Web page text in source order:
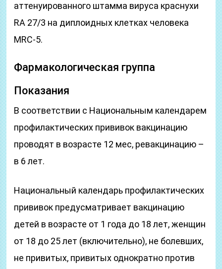
аттенуированного штамма вируса краснухи
RA 27/3 на диплоидных клетках человека
MRC-5.
Фармакологическая группа
Показания
В соответствии с Национальным календарем
профилактических прививок вакцинацию
проводят в возрасте 12 мес, ревакцинацию –
в 6 лет.
Национальный календарь профилактических
прививок предусматривает вакцинацию
детей в возрасте от 1 года до 18 лет, женщин
от 18 до 25 лет (включительно), не болевших,
не привитых, привитых однократно против